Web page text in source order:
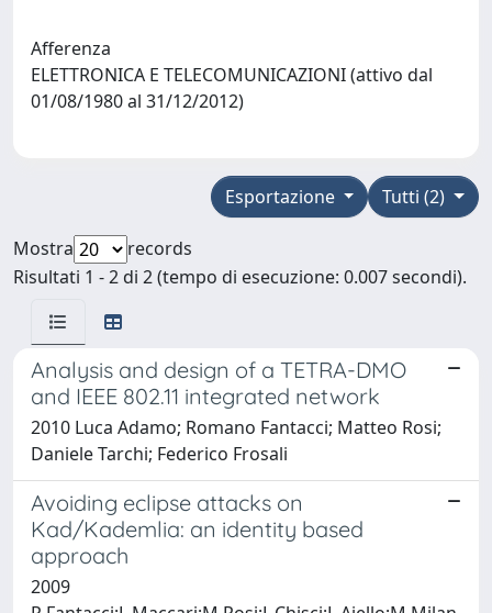
Afferenza
ELETTRONICA E TELECOMUNICAZIONI (attivo dal
01/08/1980 al 31/12/2012)
Tutti (2)
Esportazione
Mostra
records
Risultati 1 - 2 di 2 (tempo di esecuzione: 0.007 secondi).
Analysis and design of a TETRA-DMO
and IEEE 802.11 integrated network
2010 Luca Adamo; Romano Fantacci; Matteo Rosi;
Daniele Tarchi; Federico Frosali
Avoiding eclipse attacks on
Kad/Kademlia: an identity based
approach
2009